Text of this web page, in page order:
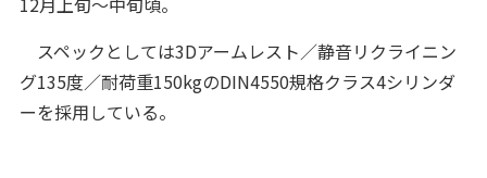
スペックとしては3Dアームレスト／静音リクライニン
グ135度／耐荷重150kgのDIN4550規格クラス4シリンダ
ーを採用している。